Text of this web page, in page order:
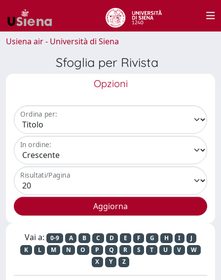
Usiena air - Università di Siena
Sfoglia per Rivista
Opzioni
Ordina per:
In ordine:
Risultati/Pagina
Vai a: 0-9 A B C D E F G H I
J
K
L M N O P Q R S T U V
W
X
Y Z